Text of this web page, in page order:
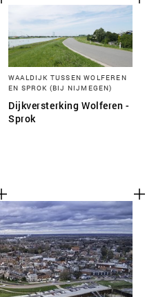
WAALDIJK TUSSEN WOLFEREN
EN SPROK (BIJ NIJMEGEN)
Dijkversterking Wolferen -
Sprok